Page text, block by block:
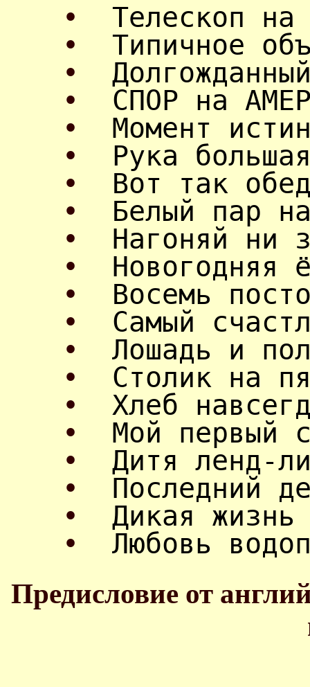
• Телескоп на
• Типичное
•
• СПОР на
• Момент
• Рука
• Вот так
• Белый пар
• Нагоняй ни
• Новогодняя
• Восемь
• Самый
• Лошадь и
• Столик на
• Хлеб
• Мой первый
• Дитя ленд-
• Последний
• Дикая жизнь
• Любовь
Предисловие от